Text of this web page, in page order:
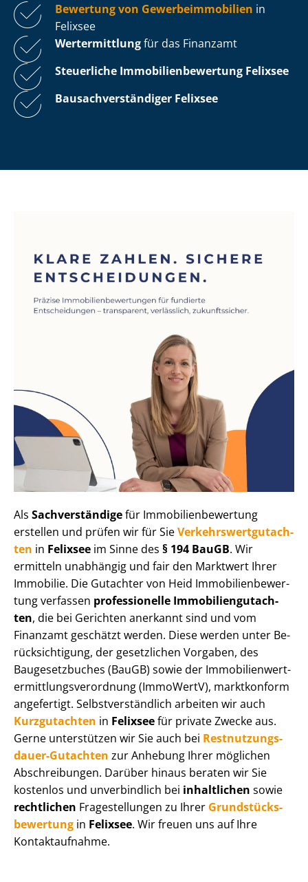
Bewertung von Ge­wer­be­im­mo­bi­li­en in
Felixsee
Wertermittlungfür das Finanzamt
Steuerliche Im­mo­bi­li­en­be­wer­tung Felixsee
Bau­sach­ver­stän­di­ger Felixsee
Als Sachverständigefür Im­mo­bi­li­en­be­wer­tung
erstellen und prüfen wir für SieVer­kehrs­wert­gut­ach­
ten in Felixsee im Sinne des § 194 BauGB. Wir
ermitteln unabhängig und fair den Marktwert Ihrer
Immobilie. Die Gutachter von Heid Im­mo­bi­li­en­be­wer­
tung verfassen professionelle Im­mo­bi­li­en­gut­ach­
ten, die bei Gerichten anerkannt sind und vom
Finanzamt geschätzt werden. Diese werden unter Be­
rück­sich­ti­gung, der gesetzlichen Vorgaben, des
Baugesetzbuches (BauGB) sowie der Im­mo­bi­li­en­wert­
ermitt­lungs­ver­ord­nung (ImmoWertV), marktkonform
angefertigt. Selbst­ver­ständ­lich arbeiten wir auch
Kurzgutachten in Felixseefür private Zwecke aus.
Gerne unterstützen wir Sie auch bei Rest­nut­zungs­
dau­er-Gutachten zur Anhebung Ihrer möglichen
Abschreibungen. Darüber hinaus beraten wir Sie
kostenlos und unverbindlich bei inhaltlichen sowie
rechtlichen Fragestellungen zu Ihrer Grund­stücks­
be­wer­tung in Felixsee. Wir freuen uns auf Ihre
Kontaktaufnahme.